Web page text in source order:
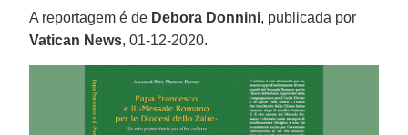
A reportagem é de Debora Donnini, publicada por
Vatican News, 01-12-2020.